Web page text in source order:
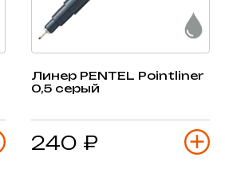
Линер PENTEL Pointliner
0,5 серый
240 ₽